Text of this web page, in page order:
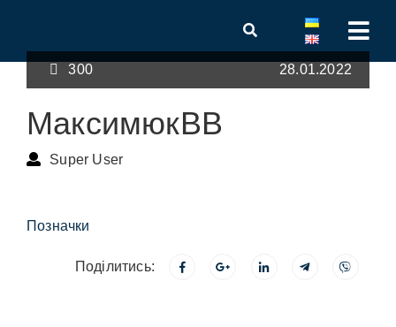
300 28.01.2022
МаксимюкВВ
Super User
Позначки
Поділитись: